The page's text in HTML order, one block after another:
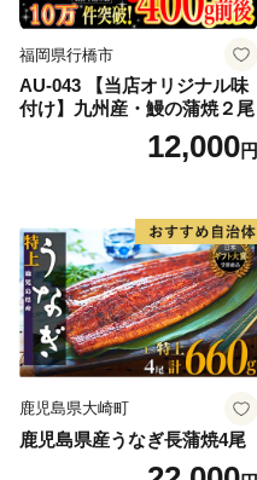
福岡県行橋市
AU-043 【当店オリジナル味
付け】九州産・鰻の蒲焼２尾
12,000円
鹿児島県大崎町
鹿児島県産うなぎ長蒲焼4尾